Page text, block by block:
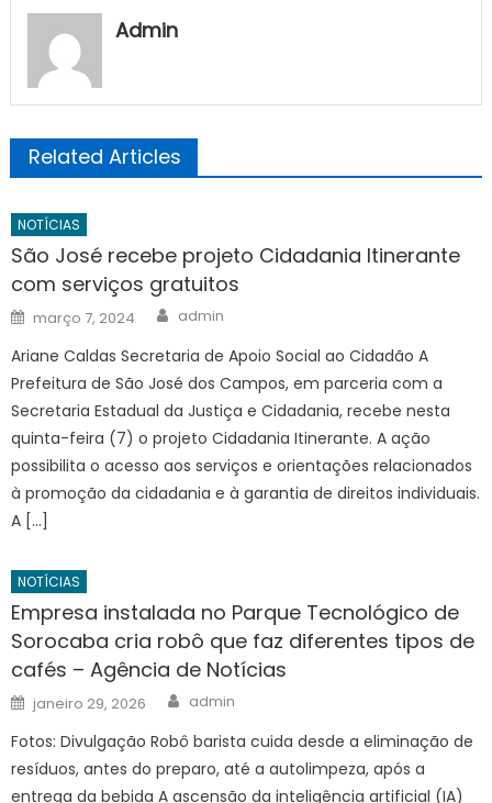
Admin
Related Articles
NOTÍCIAS
São José recebe projeto Cidadania Itinerante
com serviços gratuitos
Posted
on
março 7, 2024 Author
admin
Ariane Caldas Secretaria de Apoio Social ao Cidadão A
Prefeitura de São José dos Campos, em parceria com a
Secretaria Estadual da Justiça e Cidadania, recebe nesta
quinta-feira (7) o projeto Cidadania Itinerante. A ação
possibilita o acesso aos serviços e orientações relacionados
à promoção da cidadania e à garantia de direitos individuais.
A […]
NOTÍCIAS
Empresa instalada no Parque Tecnológico de
Sorocaba cria robô que faz diferentes tipos de
cafés – Agência de Notícias
Posted
on
janeiro 29, 2026 Author
admin
Fotos: Divulgação Robô barista cuida desde a eliminação de
resíduos, antes do preparo, até a autolimpeza, após a
entrega da bebida A ascensão da inteligência artificial (IA)